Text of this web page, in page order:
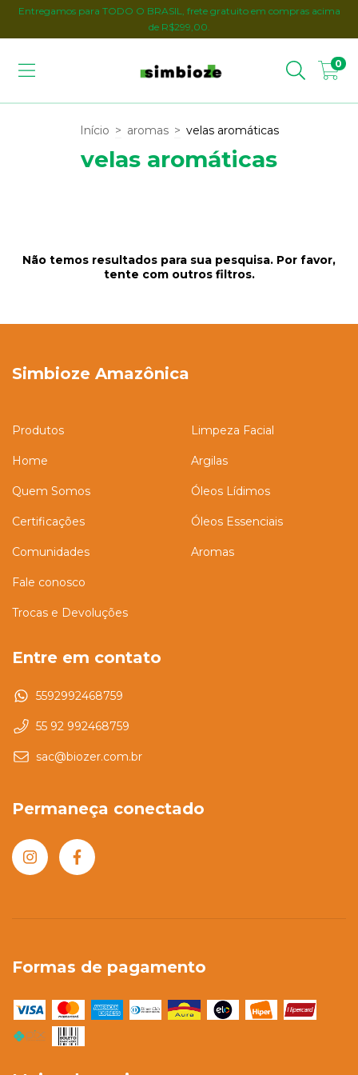
Entregamos para TODO O BRASIL, frete gratuito em compras acima
de R$299,00.
0
Início > aromas > velas aromáticas
velas aromáticas
Não temos resultados para sua pesquisa. Por favor,
tente com outros filtros.
Simbioze Amazônica
Produtos
Home
Quem Somos
Certificações
Comunidades
Fale conosco
Trocas e Devoluções
Limpeza Facial
Argilas
Óleos Lídimos
Óleos Essenciais
Aromas
Entre em contato
5592992468759
55 92 992468759
sac@biozer.com.br
Permaneça conectado
Formas de pagamento